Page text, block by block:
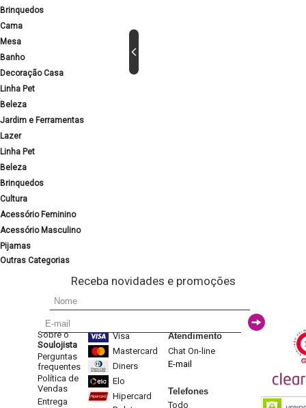
Brinquedos
Cama
Mesa
Banho
Decoração Casa
Linha Pet
Beleza
Jardim e Ferramentas
Lazer
Linha Pet
Beleza
Brinquedos
Cultura
Acessório Feminino
Acessório Masculino
Pijamas
Outras Categorias
Receba novidades e promoções
Sobre o
Soulojista
Perguntas
frequentes
Política de
Vendas
Entrega
Visa
Mastercard
Diners
Elo
Hipercard
Atendimento
Chat On-line
E-mail
Telefones
Todo